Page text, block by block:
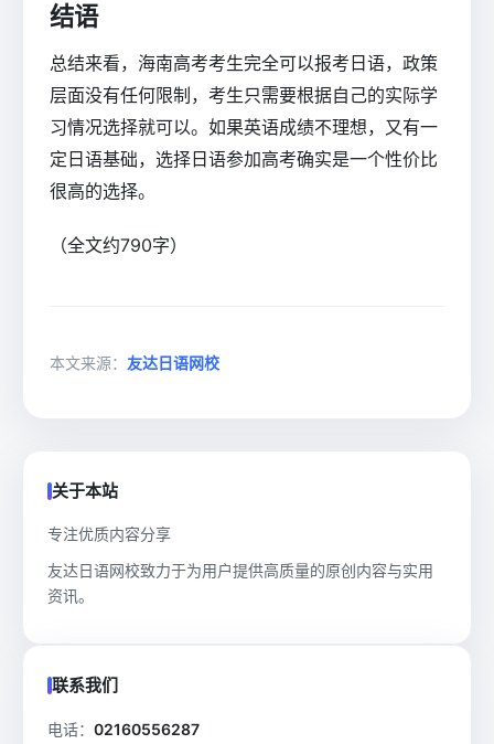
结语
总结来看，海南高考考生完全可以报考日语，政策
层面没有任何限制，考生只需要根据自己的实际学
习情况选择就可以。如果英语成绩不理想，又有一
定日语基础，选择日语参加高考确实是一个性价比
很高的选择。
（全文约790字）
本文来源： 友达日语网校
关于本站
专注优质内容分享
友达日语网校致力于为用户提供高质量的原创内容与实用
资讯。
联系我们
电话： 02160556287